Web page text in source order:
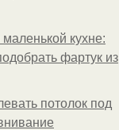
кухне:
фартук из
потолок под